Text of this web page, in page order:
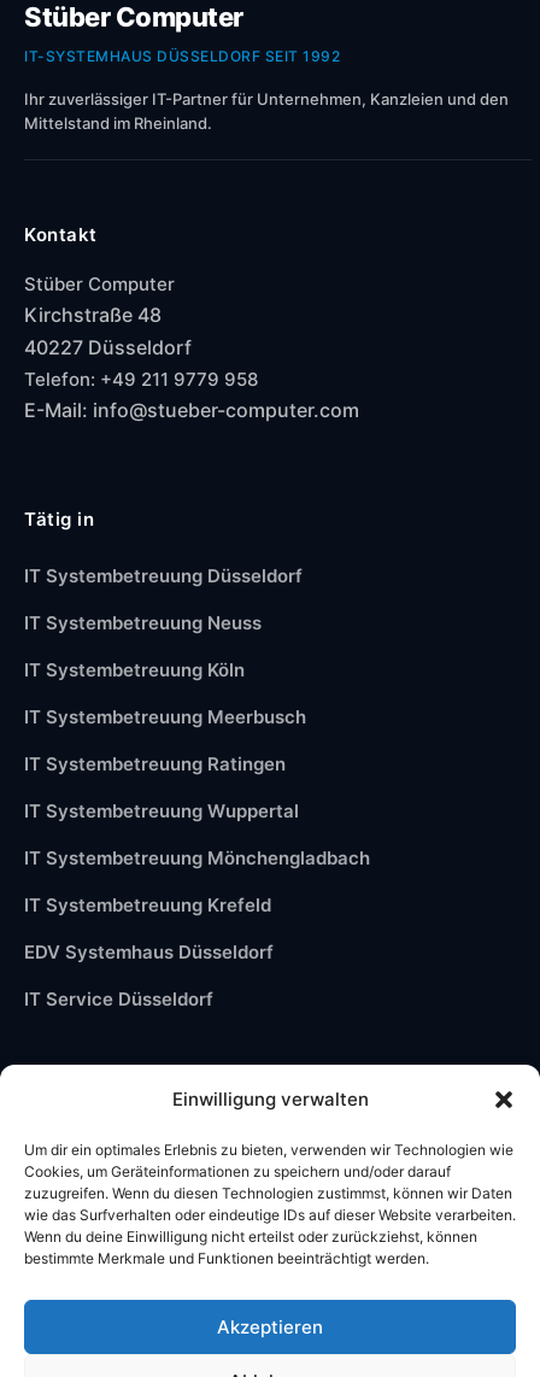
Einwilligung verwalten
Um dir ein optimales Erlebnis zu bieten, verwenden wir Technologien wie
Cookies, um Geräteinformationen zu speichern und/oder darauf
zuzugreifen. Wenn du diesen Technologien zustimmst, können wir Daten
wie das Surfverhalten oder eindeutige IDs auf dieser Website verarbeiten.
Wenn du deine Einwilligung nicht erteilst oder zurückziehst, können
bestimmte Merkmale und Funktionen beeinträchtigt werden.
Akzeptieren
Stüber Computer
IT-SYSTEMHAUS DÜSSELDORF SEIT 1992
Ihr zuverlässiger IT-Partner für Unternehmen, Kanzleien und den
Mittelstand im Rheinland.
Kontakt
Stüber Computer
Kirchstraße 48
40227 Düsseldorf
Telefon: +49 211 9779 958
E-Mail: info@stueber-computer.com
Tätig in
IT Systembetreuung Düsseldorf
IT Systembetreuung Neuss
IT Systembetreuung Köln
IT Systembetreuung Meerbusch
IT Systembetreuung Ratingen
IT Systembetreuung Wuppertal
IT Systembetreuung Mönchengladbach
IT Systembetreuung Krefeld
EDV Systemhaus Düsseldorf
IT Service Düsseldorf